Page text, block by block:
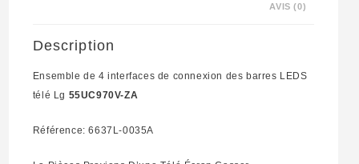
55UC970V-
ZA
Référence:
6637L-
AVIS (0)
Description
Ensemble de 4 interfaces de connexion des barres LEDS
télé Lg 55UC970V-ZA
Référence: 6637L-0035A